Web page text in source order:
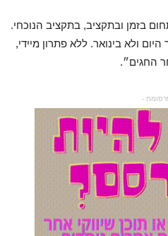
בזמן ובתקציב, בתקציב הנוכחי.
ולא בינואר. ללא פתרון מיידי,
החגים״.
-